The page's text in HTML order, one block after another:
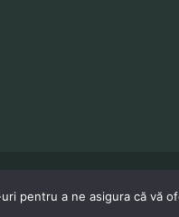
pentru a ne asigura că vă